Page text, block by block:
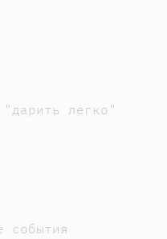
"дарить легко"
события